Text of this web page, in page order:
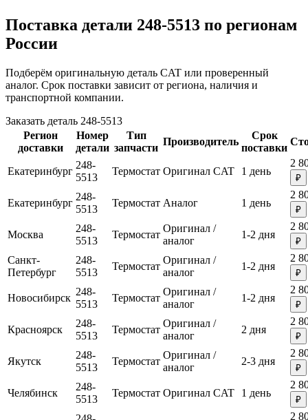
Поставка детали 248-5513 по регионам
России
Подберём оригинальную деталь CAT или проверенный
аналог. Срок поставки зависит от региона, наличия и
транспортной компании.
Заказать деталь 248-5513
Регион
доставки
Номер
детали
Тип
запчасти
Производитель
Срок
поставки
Екатеринбург
248-
5513
Термостат Оригинал CAT 1 день
2
₽
Екатеринбург
248-
5513
Термостат Аналог 1 день
2
₽
Москва
248-
5513
Термостат
Оригинал /
аналог
1-2 дня
2
₽
Санкт-
Петербург
248-
5513
Термостат
Оригинал /
аналог
1-2 дня
2
₽
Новосибирск
248-
5513
Термостат
Оригинал /
аналог
1-2 дня
2
₽
Красноярск
248-
5513
Термостат
Оригинал /
аналог
2 дня
2
₽
Якутск
248-
5513
Термостат
Оригинал /
аналог
2-3 дня
2
₽
Челябинск
248-
5513
Термостат Оригинал CAT 1 день
2
₽
2